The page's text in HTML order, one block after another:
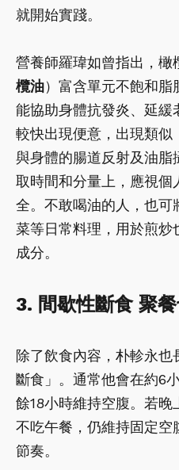
就開始實踐。
營養師羅瑋如曾指出，橄
欖油）富含單元不飽和脂
能協助身體抗發炎、延緩
較快出現便意，出現類似
與身體的腸道反射及油
取時間和分量上，應視個
全。不敢喝油的人，也
菜等日常料理，用於煎炒
成分。
3. 間歇性斷食 聚
除了飲食內容，朴軫永也
斷食」。通常他會在約6
餘18小時維持空腹。若
不吃午餐，仍維持固定空
節奏。